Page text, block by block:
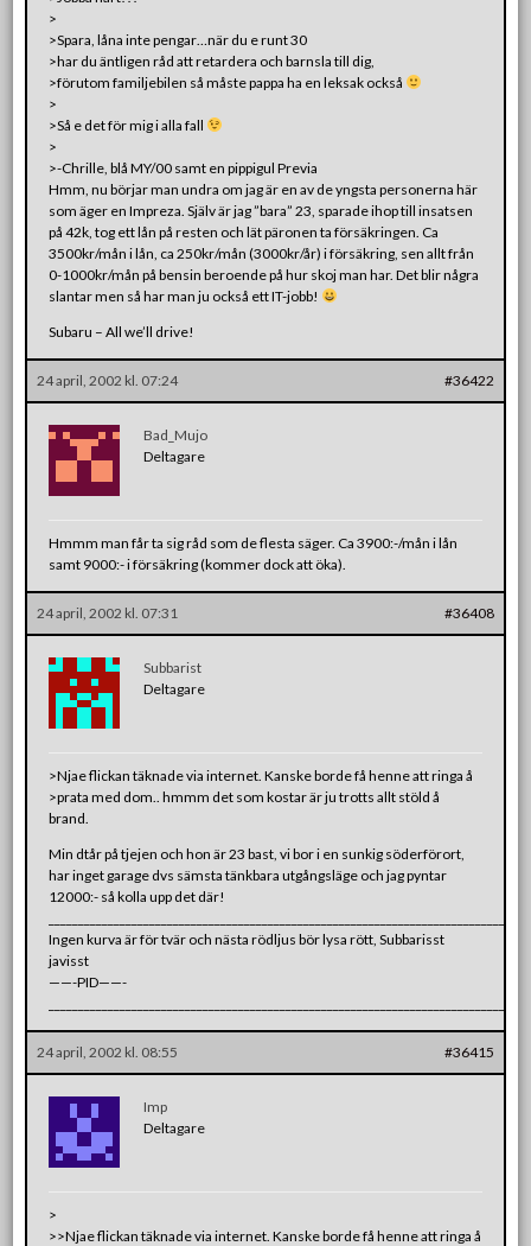
>
>Spara, låna inte pengar…när du e runt 30
>har du äntligen råd att retardera och barnsla till dig,
>förutom familjebilen så måste pappa ha en leksak också
>
>Så e det för mig i alla fall
>
>-Chrille, blå MY/00 samt en pippigul Previa
Hmm, nu börjar man undra om jag är en av de yngsta personerna här
som äger en Impreza. Själv är jag ”bara” 23, sparade ihop till insatsen
på 42k, tog ett lån på resten och lät päronen ta försäkringen. Ca
3500kr/mån i lån, ca 250kr/mån (3000kr/år) i försäkring, sen allt från
0-1000kr/mån på bensin beroende på hur skoj man har. Det blir några
slantar men så har man ju också ett IT-jobb!
Subaru – All we’ll drive!
24 april, 2002 kl. 07:24 #36422
Bad_Mujo
Deltagare
Hmmm man får ta sig råd som de flesta säger. Ca 3900:-/mån i lån
samt 9000:- i försäkring (kommer dock att öka).
24 april, 2002 kl. 07:31 #36408
Subbarist
Deltagare
>Njae flickan täknade via internet. Kanske borde få henne att ringa å
>prata med dom.. hmmm det som kostar är ju trotts allt stöld å
brand.
Min dtår på tjejen och hon är 23 bast, vi bor i en sunkig söderförort,
har inget garage dvs sämsta tänkbara utgångsläge och jag pyntar
12000:- så kolla upp det där!
Ingen kurva är för tvär och nästa rödljus bör lysa rött, Subbarisst
javisst
——-PID——-
24 april, 2002 kl. 08:55 #36415
Imp
Deltagare
>
>>Njae flickan täknade via internet. Kanske borde få henne att ringa å